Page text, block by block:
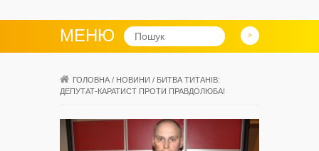
МЕНЮ
ГОЛОВНА / НОВИНИ / БИТВА ТИТАНІВ:
ДЕПУТАТ-КАРАТИСТ ПРОТИ ПРАВДОЛЮБА!